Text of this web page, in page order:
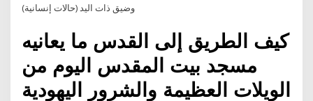
وضيق ذات اليد (حالات إنسانية)
كيف الطريق إلى القدس ما يعانيه
مسجد بيت المقدس اليوم من
الويلات العظيمة والشرور اليهودية